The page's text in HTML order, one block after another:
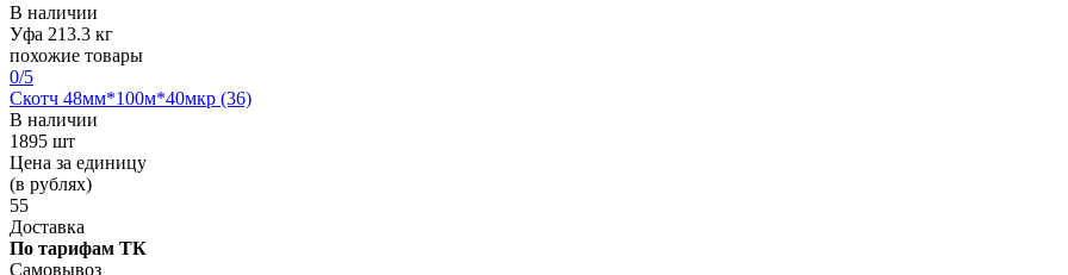
В наличии
Уфа 213.3 кг
похожие товары
0/5
Скотч 48мм*100м*40мкр (36)
В наличии
1895 шт
Цена за единицу
(в рублях)
55
Доставка
По тарифам ТК
Самовывоз